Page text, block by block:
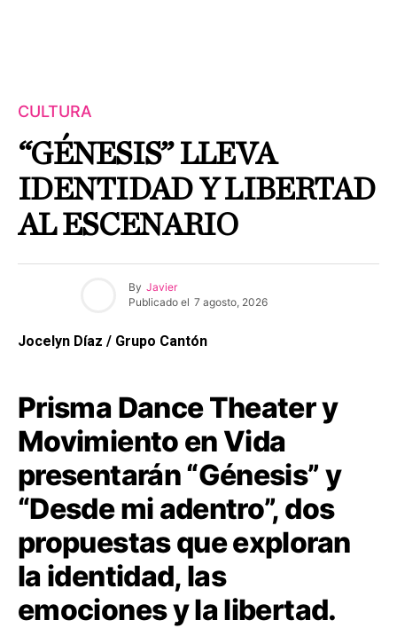
CULTURA
“GÉNESIS” LLEVA
IDENTIDAD Y LIBERTAD
AL ESCENARIO
By Javier
Publicado el 7 agosto, 2026
Jocelyn Díaz / Grupo Cantón
Prisma Dance Theater y
Movimiento en Vida
presentarán “Génesis” y
“Desde mi adentro”, dos
propuestas que exploran
la identidad, las
emociones y la libertad.